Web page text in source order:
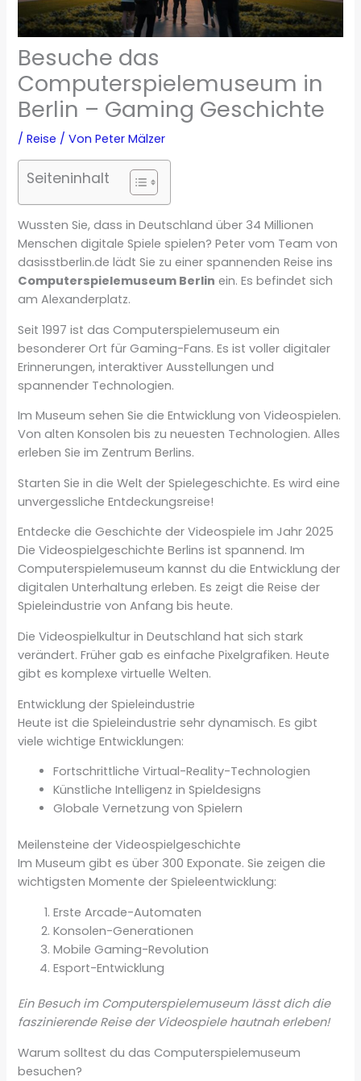
Besuche das
Computerspielemuseum in
Berlin – Gaming Geschichte
/Reise / VonPeter Mälzer
Seiteninhalt
Wussten Sie, dass in Deutschland über 34 Millionen
Menschen digitale Spiele spielen? Peter vom Team von
dasisstberlin.de lädt Sie zu einer spannenden Reise ins
Computerspielemuseum Berlin ein. Es befindet sich
am Alexanderplatz.
Seit 1997 ist das Computerspielemuseum ein
besonderer Ort für Gaming-Fans. Es ist voller digitaler
Erinnerungen, interaktiver Ausstellungen und
spannender Technologien.
Im Museum sehen Sie die Entwicklung von Videospielen.
Von alten Konsolen bis zu neuesten Technologien. Alles
erleben Sie im Zentrum Berlins.
Starten Sie in die Welt der Spielegeschichte. Es wird eine
unvergessliche Entdeckungsreise!
Entdecke die Geschichte der Videospiele im Jahr 2025
Die Videospielgeschichte Berlins ist spannend. Im
Computerspielemuseum kannst du die Entwicklung der
digitalen Unterhaltung erleben. Es zeigt die Reise der
Spieleindustrie von Anfang bis heute.
Die Videospielkultur in Deutschland hat sich stark
verändert. Früher gab es einfache Pixelgrafiken. Heute
gibt es komplexe virtuelle Welten.
Entwicklung der Spieleindustrie
Heute ist die Spieleindustrie sehr dynamisch. Es gibt
viele wichtige Entwicklungen:
Fortschrittliche Virtual-Reality-Technologien
Künstliche Intelligenz in Spieldesigns
Globale Vernetzung von Spielern
Meilensteine der Videospielgeschichte
Im Museum gibt es über 300 Exponate. Sie zeigen die
wichtigsten Momente der Spieleentwicklung:
Erste Arcade-Automaten
Konsolen-Generationen
Mobile Gaming-Revolution
Esport-Entwicklung
Ein Besuch im Computerspielemuseum lässt dich die
faszinierende Reise der Videospiele hautnah erleben!
Warum solltest du das Computerspielemuseum
besuchen?